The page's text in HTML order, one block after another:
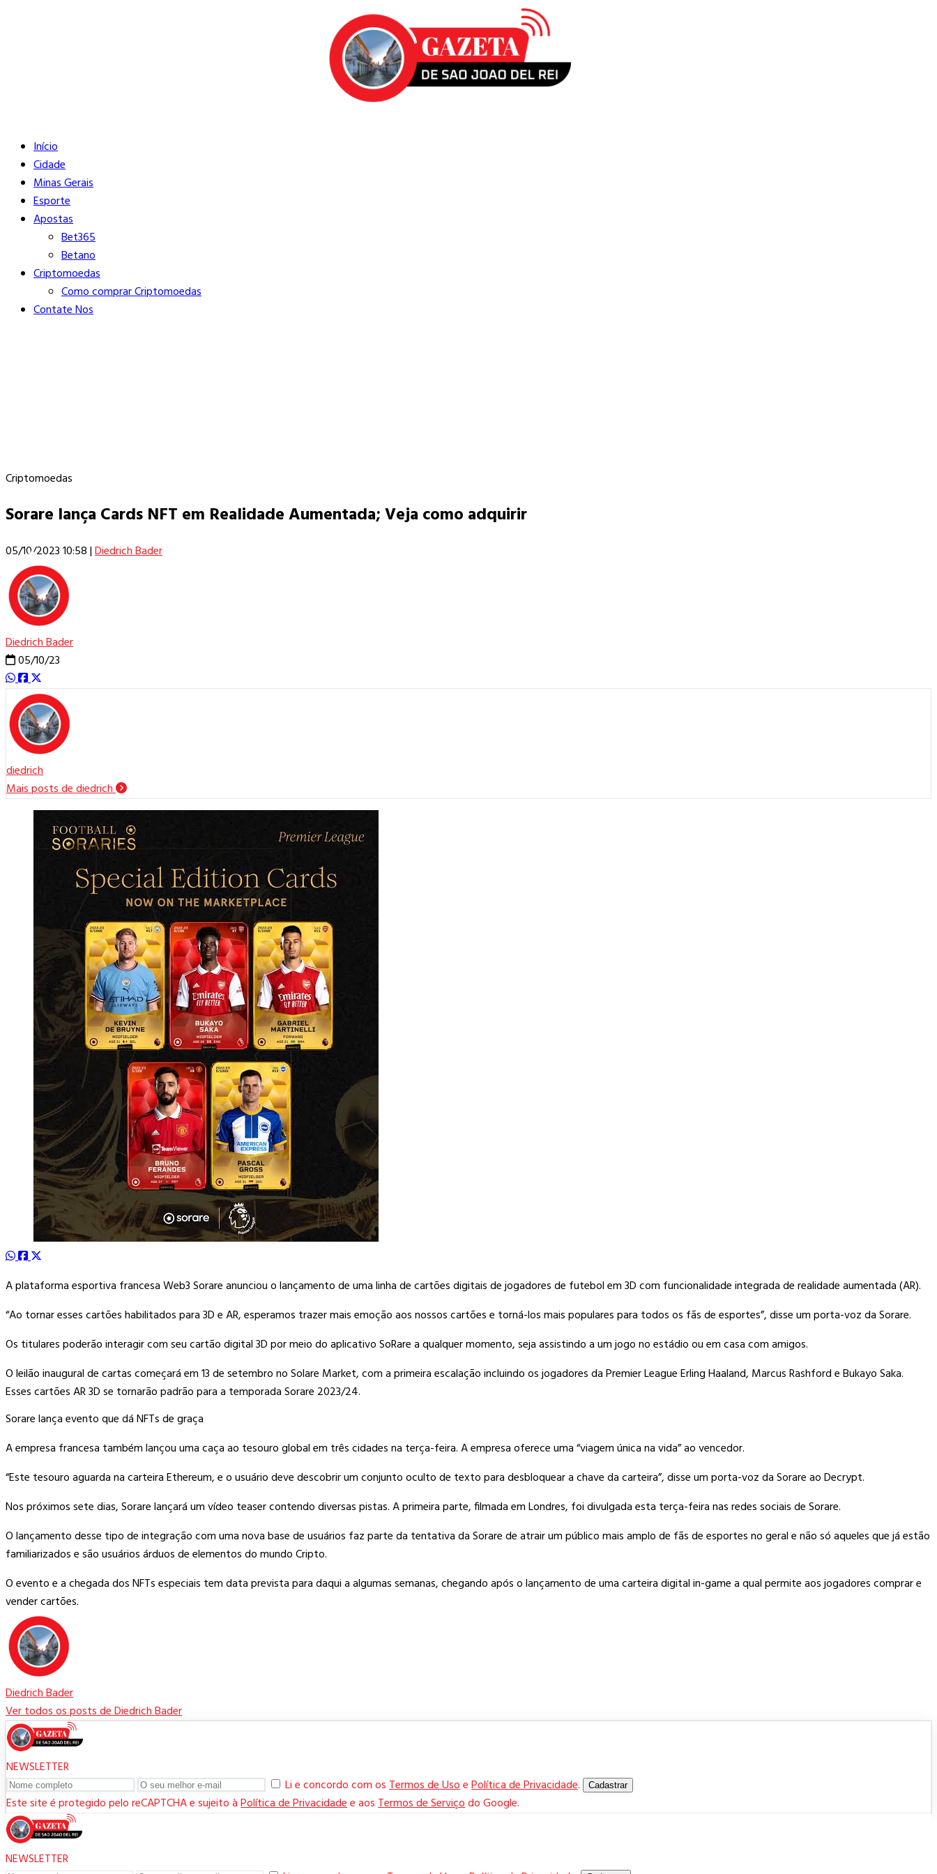
Início
Cidade
Minas Gerais
Esporte
Apostas
Bet365
Betano
Criptomoedas
Como comprar Criptomoedas
Contate Nos
Criptomoedas
Sorare lança Cards NFT em Realidade Aumentada; Veja como adquirir
05/10/2023 10:58|Diedrich Bader
Diedrich Bader
05/10/23
diedrich
Mais posts de diedrich
A plataforma esportiva francesa Web3 Sorare anunciou o lançamento de uma linha de cartões digitais de jogadores de futebol em 3D com funcionalidade integrada de realidade aumentada (AR).
“Ao tornar esses cartões habilitados para 3D e AR, esperamos trazer mais emoção aos nossos cartões e torná-los mais populares para todos os fãs de esportes”, disse um porta-voz da Sorare.
Os titulares poderão interagir com seu cartão digital 3D por meio do aplicativo SoRare a qualquer momento, seja assistindo a um jogo no estádio ou em casa com amigos.
O leilão inaugural de cartas começará em 13 de setembro no Solare Market, com a primeira escalação incluindo os jogadores da Premier League Erling Haaland, Marcus Rashford e Bukayo Saka.
Esses cartões AR 3D se tornarão padrão para a temporada Sorare 2023/24.
Sorare lança evento que dá NFTs de graça
A empresa francesa também lançou uma caça ao tesouro global em três cidades na terça-feira. A empresa oferece uma “viagem única na vida” ao vencedor.
“Este tesouro aguarda na carteira Ethereum, e o usuário deve descobrir um conjunto oculto de texto para desbloquear a chave da carteira”, disse um porta-voz da Sorare ao Decrypt.
Nos próximos sete dias, Sorare lançará um vídeo teaser contendo diversas pistas. A primeira parte, filmada em Londres, foi divulgada esta terça-feira nas redes sociais de Sorare.
O lançamento desse tipo de integração com uma nova base de usuários faz parte da tentativa da Sorare de atrair um público mais amplo de fãs de esportes no geral e não só aqueles que já estão
familiarizados e são usuários árduos de elementos do mundo Cripto.
O evento e a chegada dos NFTs especiais tem data prevista para daqui a algumas semanas, chegando após o lançamento de uma carteira digital in-game a qual permite aos jogadores comprar e
vender cartões.
Diedrich Bader
Ver todos os posts de Diedrich Bader
NEWSLETTER
Li e concordo com osTermos de UsoePolítica de Privacidade. Cadastrar
Este site é protegido pelo reCAPTCHA e sujeito àPolítica de Privacidadee aosTermos de Serviçodo Google.
NEWSLETTER